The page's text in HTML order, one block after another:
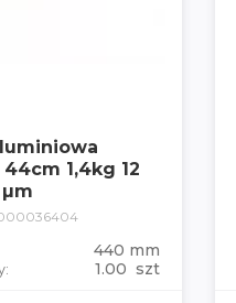
1,4kg 12
µm
440 mm
1.00 szt